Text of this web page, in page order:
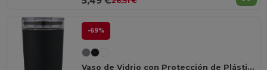
-69%
Vaso de Vidrio con Protección de Plástico Reciclado